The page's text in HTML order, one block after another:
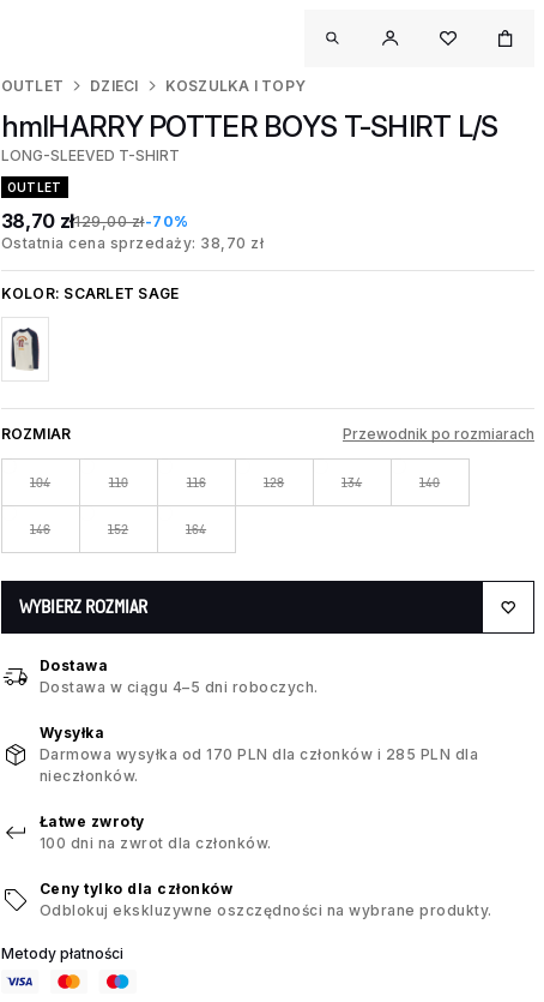
OUTLET DZIECI KOSZULKA I TOPY
hmlHARRY POTTER BOYS T-SHIRT L/S
LONG-SLEEVED T-SHIRT
OUTLET
38,70 zł129,00 zł-70%
Ostatnia cena sprzedaży: 38,70 zł
KOLOR: SCARLET SAGE
ROZMIAR Przewodnik po rozmiarach
104 110 116 128 134 140
146 152 164
WYBIERZ ROZMIAR
Dostawa
Dostawa w ciągu 4–5 dni roboczych.
Wysyłka
Darmowa wysyłka od 170 PLN dla członków i 285 PLN dla
nieczłonków.
Łatwe zwroty
100 dni na zwrot dla członków.
Ceny tylko dla członków
Odblokuj ekskluzywne oszczędności na wybrane produkty.
Metody płatności